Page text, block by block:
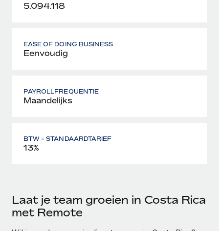
5.094.118
EASE OF DOING BUSINESS
Eenvoudig
PAYROLLFREQUENTIE
Maandelijks
BTW - STANDAARDTARIEF
13%
Laat je team groeien in Costa Rica
met Remote